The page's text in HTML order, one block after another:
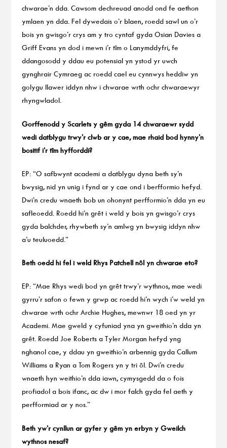
chwarae’n dda. Cawsom dechreuad anodd ond fe aethon
ymlaen yn dda. Fel dywedais o’r blaen, roedd sawl un o’r
bois yn gwisgo’r crys am y tro cyntaf gyda Osian Davies a
Griff Evans yn dod i mewn i’r tîm o Lanymddyfri, fe
ddangosodd y ddau eu potensial yn ystod yr uwch
gynghrair Cymraeg ac roedd cael eu cynnwys heddiw yn
golygu llawer iddyn nhw i chwarae wrth ochr chwaraewyr
rhyngwladol.
Gorffenodd y Scarlets y gêm gyda 14 chwaraewr sydd
wedi datblygu trwy’r clwb ar y cae, mae rhaid bod hynny’n
bositif i’r tîm hyfforddi?
EP: “O safbwynt academi a datblygu dyna beth sy’n
bwysig, nid yn unig i fynd ar y cae ond i berfformio hefyd.
Dwi’n credu wnaeth bob un ohonynt perfformio’n dda yn eu
safleoedd. Roedd hi’n grêt i weld y bois yn gwisgo’r crys
gyda balchder, rhywbeth sy’n amlwg yn bwysig iddyn nhw
a’u teuluoedd.”
Beth oedd hi fel i weld Rhys Patchell nôl yn chwarae eto?
EP: “Mae Rhys wedi bod yn grêt trwy’r wythnos, mae wedi
gyrru’r safon o fewn y grwp ac roedd hi’n wych i’w weld yn
chwarae wrth ochr Archie Hughes, mewnwr 18 oed yn yr
Academi. Mae gweld y cyfuniad yna yn gweithio’n dda yn
grêt. Roedd Joe Roberts a Tyler Morgan hefyd yng
nghanol cae, y ddau yn gweithio’n arbennig gyda Callum
Williams a Ryan a Tom Rogers yn y tri ôl. Dwi’n credu
wnaeth hyn weithio’n dda iawn, cymysgedd da o fois
profiadol a bois ifanc, ac dw i mor falch gyda fel aeth y
perfformiad ar y nos.”
Beth yw’r cynllun ar gyfer y gêm yn erbyn y Gweilch
wythnos nesaf?